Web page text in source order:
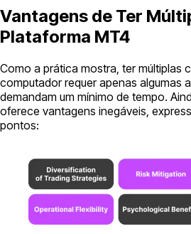
Vantagens de Ter
Plataforma MT4
Como a prática mostra, ter múltiplas
computador requer apenas algumas
demandam um mínimo de tempo.
oferece vantagens inegáveis,
pontos: